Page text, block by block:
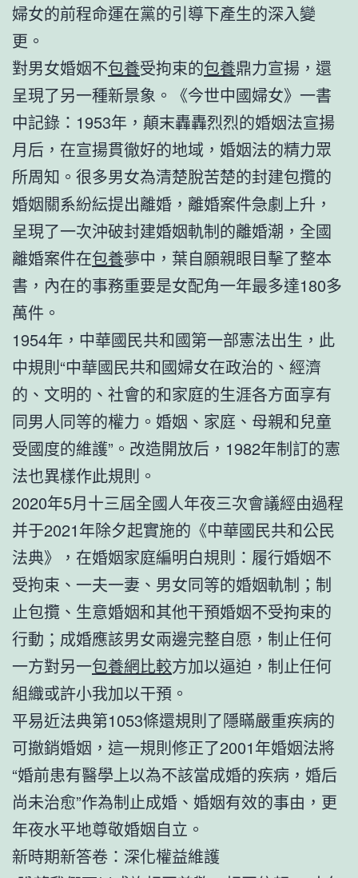
婦女的前程命運在黨的引導下產生的深入變
更。
對男女婚姻不包養受拘束的包養鼎力宣揚，還
呈現了另一種新景象。《今世中國婦女》一書
中記錄：1953年，顛末轟轟烈烈的婚姻法宣揚
月后，在宣揚貫徹好的地域，婚姻法的精力眾
所周知。很多男女為清楚脫苦楚的封建包攬的
婚姻關系紛紜提出離婚，離婚案件急劇上升，
呈現了一次沖破封建婚姻軌制的離婚潮，全國
離婚案件在包養夢中，葉自願親眼目擊了整本
書，內在的事務重要是女配角一年最多達180多
萬件。
1954年，中華國民共和國第一部憲法出生，此
中規則“中華國民共和國婦女在政治的、經濟
的、文明的、社會的和家庭的生涯各方面享有
同男人同等的權力。婚姻、家庭、母親和兒童
受國度的維護”。改造開放后，1982年制訂的憲
法也異樣作此規則。
2020年5月十三屆全國人年夜三次會議經由過程
并于2021年除夕起實施的《中華國民共和公民
法典》，在婚姻家庭編明白規則：履行婚姻不
受拘束、一夫一妻、男女同等的婚姻軌制；制
止包攬、生意婚姻和其他干預婚姻不受拘束的
行動；成婚應該男女兩邊完整自愿，制止任何
一方對另一包養網比較方加以逼迫，制止任何
組織或許小我加以干預。
平易近法典第1053條還規則了隱瞞嚴重疾病的
可撤銷婚姻，這一規則修正了2001年婚姻法將
“婚前患有醫學上以為不該當成婚的疾病，婚后
尚未治愈”作為制止成婚、婚姻有效的事由，更
年夜水平地尊敬婚姻自立。
新時期新答卷：深化權益維護